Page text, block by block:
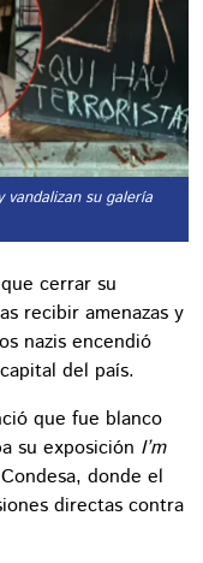
su galería
cerrar su
recibir amenazas y
nazis encendió
del país.
que fue blanco
su exposición I’m
donde el
directas contra